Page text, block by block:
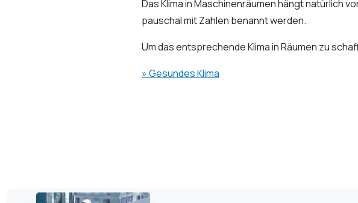
Das Klima in Maschinenräumen hängt natürlich
pauschal mit Zahlen benannt werden.
Um das entsprechende Klima in Räumen zu
» Gesundes Klima